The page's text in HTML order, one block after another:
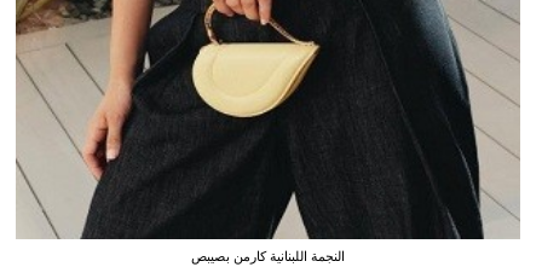
النجمة اللبنانية كارمن بصيبص